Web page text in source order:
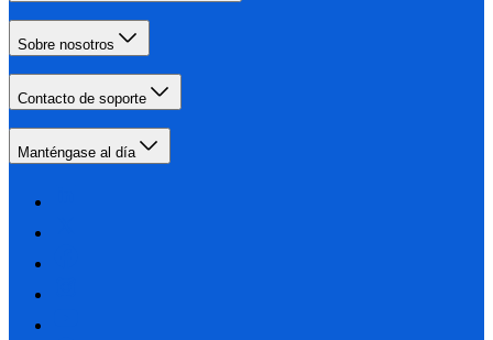
Sobre nosotros
Contacto de soporte
Manténgase al día